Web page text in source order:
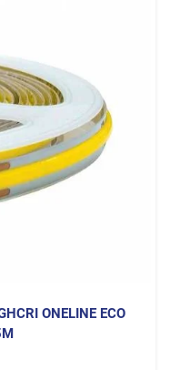
ONELINE ECO